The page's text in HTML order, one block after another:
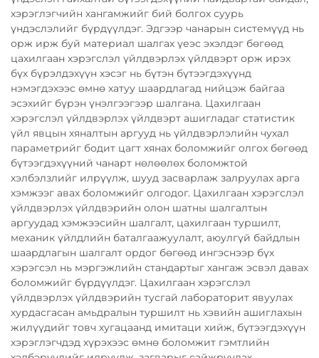
хэрэглэгчийн хангамжийг бий болгох суурь
үндэслэлийг бүрдүүлдэг. Эдгээр чанарын системүүд нь
орж ирж буй материал шалгах үеэс эхэлдэг бөгөөд
цахилгаан хэрэгслэл үйлдвэрлэх үйлдвэрт орж ирэх
бүх бүрэлдэхүүн хэсэг нь бүтэн бүтээгдэхүүнд
нэмэгдэхээс өмнө хатуу шаардлагад нийцэж байгаа
эсэхийг бүрэн үнэлгээгээр шалгана. Цахилгаан
хэрэгслэл үйлдвэрлэх үйлдвэрт ашигладаг статистик
үйл явцын хяналтын аргууд нь үйлдвэрлэлийн чухал
параметрийг бодит цагт хянах боломжийг олгох бөгөөд
бүтээгдэхүүний чанарт нөлөөлөх боломжтой
хэлбэлзлийг илрүүлж, шууд засварлаж залруулах арга
хэмжээг авах боломжийг олгодог. Цахилгаан хэрэгслэл
үйлдвэрлэх үйлдвэрийн олон шатны шалгалтын
аргуудад хэмжээсийн шалгалт, цахилгаан туршилт,
механик үйлдлийн баталгаажуулалт, аюулгүй байдлын
шаардлагын шалгалт ордог бөгөөд ингэснээр бүх
хэрэгсэл нь мэргэжлийн стандартыг хангаж эсвэл давах
боломжийг бүрдүүлдэг. Цахилгаан хэрэгслэл
үйлдвэрлэх үйлдвэрийн тусгай лабораторит явуулах
хурдасгасан амьдралын туршилт нь хэвийн ашиглахын
жилүүдийг товч хугацаанд имитаци хийж, бүтээгдэхүүн
хэрэглэгчдэд хүрэхээс өмнө боломжит гэмтлийн